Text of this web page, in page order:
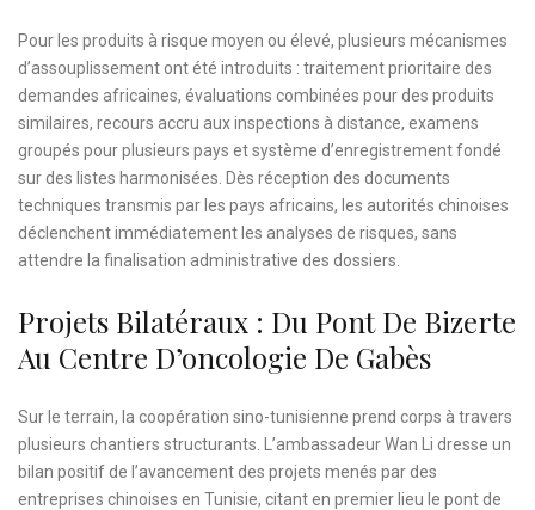
Pour les produits à risque moyen ou élevé, plusieurs mécanismes
d’assouplissement ont été introduits : traitement prioritaire des
demandes africaines, évaluations combinées pour des produits
similaires, recours accru aux inspections à distance, examens
groupés pour plusieurs pays et système d’enregistrement fondé
sur des listes harmonisées. Dès réception des documents
techniques transmis par les pays africains, les autorités chinoises
déclenchent immédiatement les analyses de risques, sans
attendre la finalisation administrative des dossiers.
Projets Bilatéraux : Du Pont De Bizerte
Au Centre D’oncologie De Gabès
Sur le terrain, la coopération sino-tunisienne prend corps à travers
plusieurs chantiers structurants. L’ambassadeur Wan Li dresse un
bilan positif de l’avancement des projets menés par des
entreprises chinoises en Tunisie, citant en premier lieu le pont de